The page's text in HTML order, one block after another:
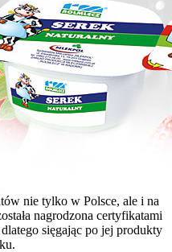
nie tylko w Polsce, ale i na
nagrodzona certyfikatami
sięgając po jej produkty